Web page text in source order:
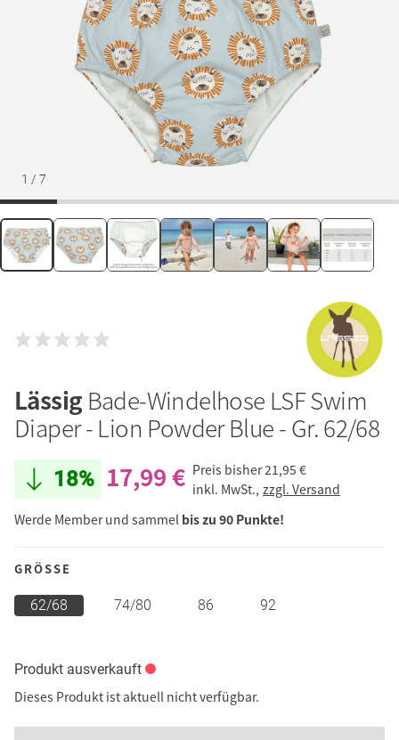
1 / 7
Lässig Bade-Windelhose LSF Swim
Diaper - Lion Powder Blue - Gr. 62/68
18% 17,99 € Preis bisher21,95 €
inkl. MwSt., zzgl. Versand
Werde Member und sammel bis zu 90 Punkte!
GRÖSSE
62/68 74/80 86 92
Produkt ausverkauft
Dieses Produkt ist aktuell nicht verfügbar.